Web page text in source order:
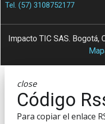
Tel. (57) 3108752177
Impacto TIC SAS.
close
Código
Para copiar el enlace